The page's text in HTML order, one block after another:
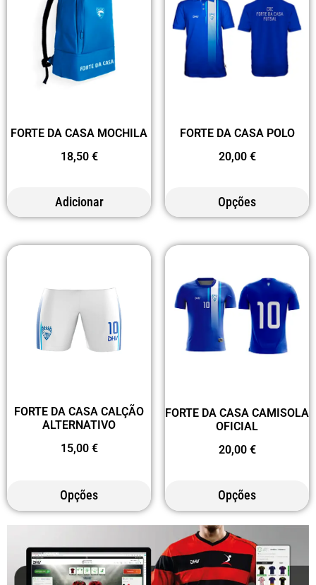
FORTE DA CASA MOCHILA
18,50 €
Adicionar
FORTE DA CASA POLO
20,00 €
Opções
FORTE DA CASA CALÇÃO
ALTERNATIVO
15,00 €
Opções
FORTE DA CASA CAMISOLA
OFICIAL
20,00 €
Opções